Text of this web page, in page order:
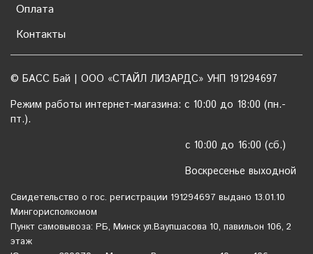
Оплата
Контакты
© БАСС Бай | ООО «СТАЙЛ ЛИЗАРДС» УНП 191294697
Режим работы интернет-магазина: с 10:00 до 18:00 (пн.-
пт.).
с 10:00 до 16:00 (сб.)
Воскресенье выходной
Свидетельство о гос. регистрации 191294697 выдано 13.01.10
Мингорисполкомом
Пункт самовывоза: РБ, Минск ул.Ваупшасова 10, павильон 106, 2
этаж